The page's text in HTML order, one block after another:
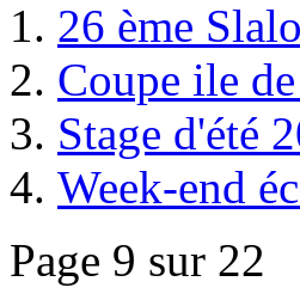
26 ème
Coupe ile
Stage d'été
Week-end
Page 9 sur 22